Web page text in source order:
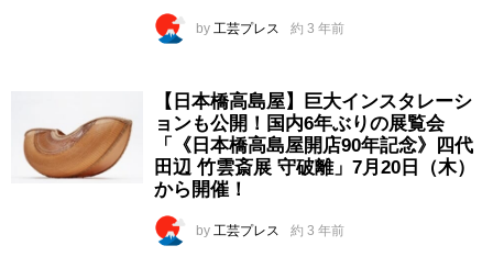
by 工芸プレス 約 3 年前
【日本橋高島屋】巨大インスタレーシ
ョンも公開！国内6年ぶりの展覧会
「《日本橋高島屋開店90年記念》四代
田辺 竹雲斎展 守破離」7月20日（木）
から開催！
by 工芸プレス 約 3 年前